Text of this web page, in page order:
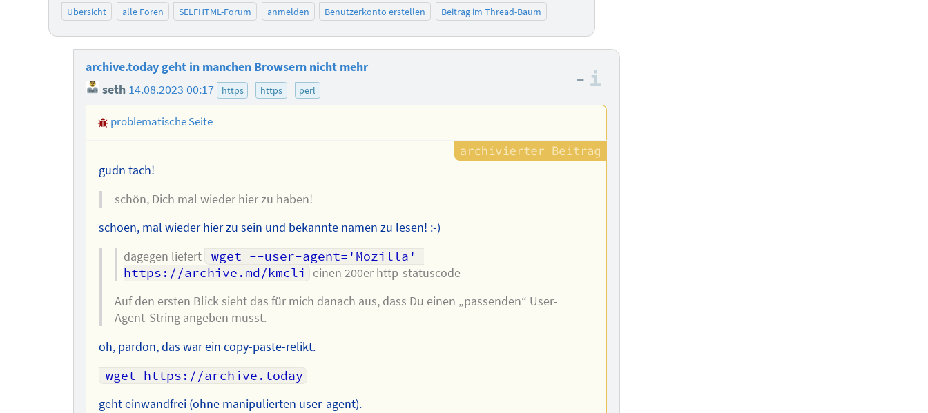
Übersicht alle Foren SELFHTML-Forum anmelden Benutzerkonto erstellen Beitrag im Thread-Baum
archive.today geht in manchen Browsern nicht mehr
seth 14.08.2023 00:17 https https perl
–
problematische Seite
gudn tach!
schön, Dich mal wieder hier zu haben!
schoen, mal wieder hier zu sein und bekannte namen zu lesen! :-)
dagegen liefert
wget --user-agent='Mozilla'
https://archive.md/kmcli
einen 200er http-statuscode
Auf den ersten Blick sieht das für mich danach aus, dass Du einen „passenden“ User-
Agent-String angeben musst.
oh, pardon, das war ein copy-paste-relikt.
wget https://archive.today
geht einwandfrei (ohne manipulierten user-agent).